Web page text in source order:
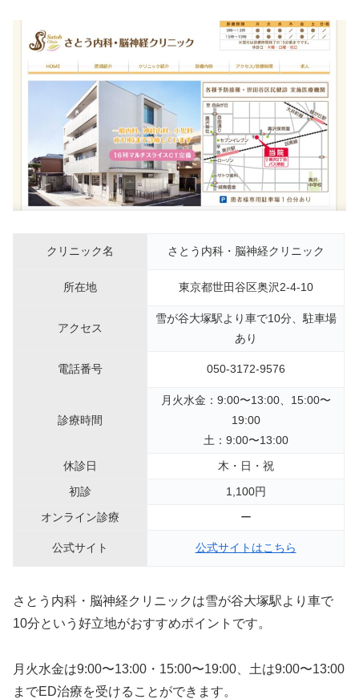
クリニック名 さとう内科・脳神経クリニック
所在地 東京都世田谷区奥沢2-4-10
アクセス
雪が谷大塚駅より車で10分、駐車場
あり
電話番号 050-3172-9576
診療時間
月火水金：9:00〜13:00、15:00〜
19:00
土：9:00〜13:00
休診日
木・日・祝
初診
1,100円
オンライン診療
ー
公式サイト 公式サイトはこちら
さとう内科・脳神経クリニックは雪が谷大塚駅より車で
10分という好立地がおすすめポイントです。
月火水金は9:00〜13:00・15:00〜19:00、土は9:00〜13:00
までED治療を受けることができます。